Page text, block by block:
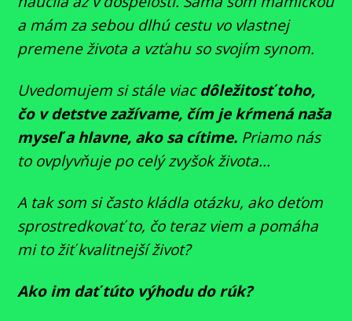
a mám za sebou dlhú cestu vo vlastnej
premene života a vzťahu so svojím synom.
Uvedomujem si stále viacdôležitosť toho,
čo v detstve zažívame, čím je kŕmená naša
myseľ a hlavne, ako sa cítime. Priamo nás
to ovplyvňuje po celý zvyšok života...
A tak som si často kládla otázku, ako deťom
sprostredkovať to, čo teraz viem a pomáha
mi to žiť kvalitnejší život?
Ako im dať túto výhodu do rúk?